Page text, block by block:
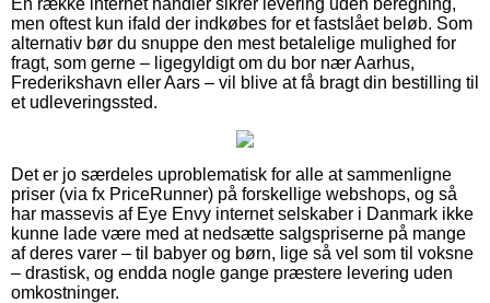
men oftest kun ifald der indkøbes for et fastslået beløb. Som
alternativ bør du snuppe den mest betalelige mulighed for
fragt, som gerne – ligegyldigt om du bor nær Aarhus,
Frederikshavn eller Aars – vil blive at få bragt din bestilling til
et udleveringssted.
Det er jo særdeles uproblematisk for alle at sammenligne
priser (via fx PriceRunner) på forskellige webshops, og så
har massevis af Eye Envy internet selskaber i Danmark ikke
kunne lade være med at nedsætte salgspriserne på mange
af deres varer – til babyer og børn, lige så vel som til voksne
– drastisk, og endda nogle gange præstere levering uden
omkostninger.